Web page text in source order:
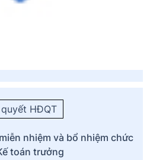
HĐQT
nhiệm và bổ nhiệm chức
toán trưởng